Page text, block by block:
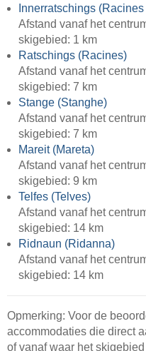
Innerratschings
Afstand vanaf het
skigebied: 1 km
Ratschings (Racines)
Afstand vanaf het
skigebied: 7 km
Stange (Stanghe)
Afstand vanaf het
skigebied: 7 km
Mareit (Mareta)
Afstand vanaf het
skigebied: 9 km
Telfes (Telves)
Afstand vanaf het
skigebied: 14 km
Ridnaun (Ridanna)
Afstand vanaf het
skigebied: 14 km
Opmerking: Voor de
accommodaties die direct
of vanaf waar het